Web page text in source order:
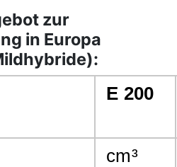
zur
in Europa
E 200
cm³